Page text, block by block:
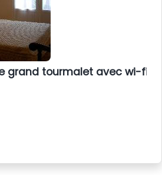
grand tourmalet avec wi-fi-